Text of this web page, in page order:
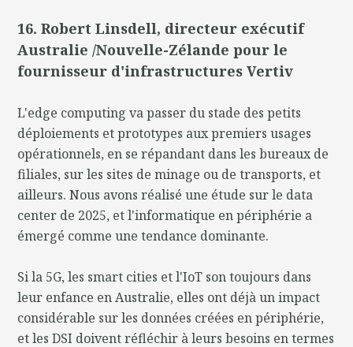
16. Robert Linsdell, directeur exécutif
Australie /Nouvelle-Zélande pour le
fournisseur d'infrastructures Vertiv
L'edge computing va passer du stade des petits
déploiements et prototypes aux premiers usages
opérationnels, en se répandant dans les bureaux de
filiales, sur les sites de minage ou de transports, et
ailleurs. Nous avons réalisé une étude sur le data
center de 2025, et l'informatique en périphérie a
émergé comme une tendance dominante.
Si la 5G, les smart cities et l'IoT son toujours dans
leur enfance en Australie, elles ont déjà un impact
considérable sur les données créées en périphérie,
et les DSI doivent réfléchir à leurs besoins en termes